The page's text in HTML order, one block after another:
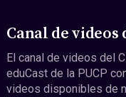
Canal de videos
El canal de videos del
eduCast de la PUCP
videos disponibles de